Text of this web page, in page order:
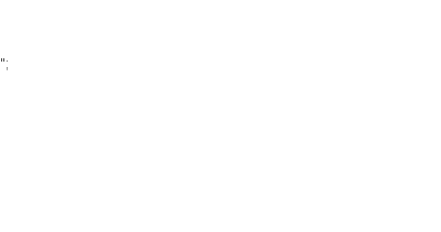
";